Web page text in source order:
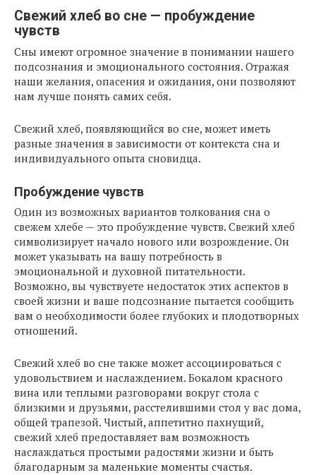
Свежий хлеб во сне — пробуждение
чувств
Сны имеют огромное значение в понимании нашего
подсознания и эмоционального состояния. Отражая
наши желания, опасения и ожидания, они позволяют
нам лучше понять самих себя.
Свежий хлеб, появляющийся во сне, может иметь
разные значения в зависимости от контекста сна и
индивидуального опыта сновидца.
Пробуждение чувств
Один из возможных вариантов толкования сна о
свежем хлебе — это пробуждение чувств. Свежий хлеб
символизирует начало нового или возрождение. Он
может указывать на вашу потребность в
эмоциональной и духовной питательности.
Возможно, вы чувствуете недостаток этих аспектов в
своей жизни и ваше подсознание пытается сообщить
вам о необходимости более глубоких и плодотворных
отношений.
Свежий хлеб во сне также может ассоциироваться с
удовольствием и наслаждением. Бокалом красного
вина или теплыми разговорами вокруг стола с
близкими и друзьями, расстелившими стол у вас дома,
общей трапезой. Чистый, аппетитно пахнущий,
свежий хлеб предоставляет вам возможность
наслаждаться простыми радостями жизни и быть
благодарным за маленькие моменты счастья.